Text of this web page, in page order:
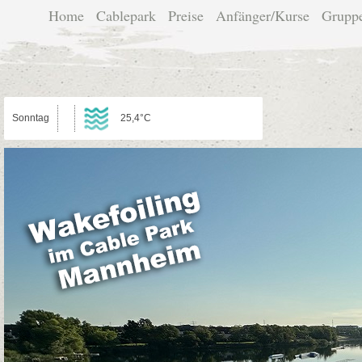
Home Cablepark Preise Anfänger/Kurse
Sonntag 25,4°C